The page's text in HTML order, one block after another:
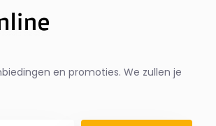
en promoties. We zullen je